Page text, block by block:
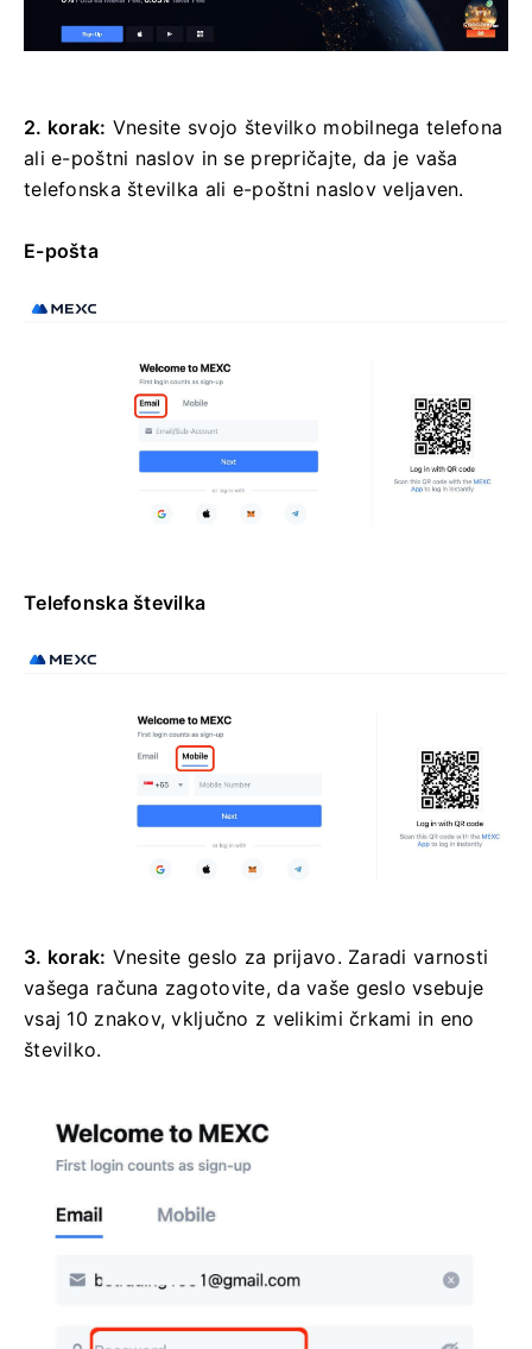
2. korak: Vnesite svojo številko mobilnega telefona
ali e-poštni naslov in se prepričajte, da je vaša
telefonska številka ali e-poštni naslov veljaven.
E-pošta
Telefonska številka
3. korak: Vnesite geslo za prijavo. Zaradi varnosti
vašega računa zagotovite, da vaše geslo vsebuje
vsaj 10 znakov, vključno z velikimi črkami in eno
številko.